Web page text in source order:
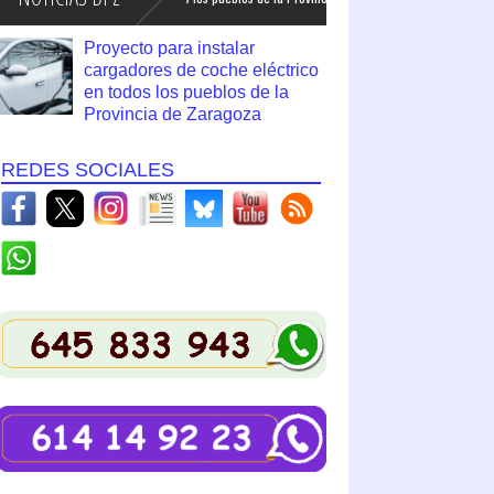
Proyecto para instalar
cargadores de coche eléctrico
en todos los pueblos de la
Provincia de Zaragoza
REDES SOCIALES